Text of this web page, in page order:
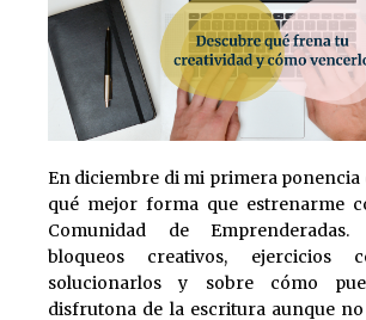
En diciembre di mi primera ponencia
qué mejor forma que estrenarme
Comunidad de
bloqueos creativos, ejercicios
solucionarlos y sobre cómo
disfrutona de la escritura aunque